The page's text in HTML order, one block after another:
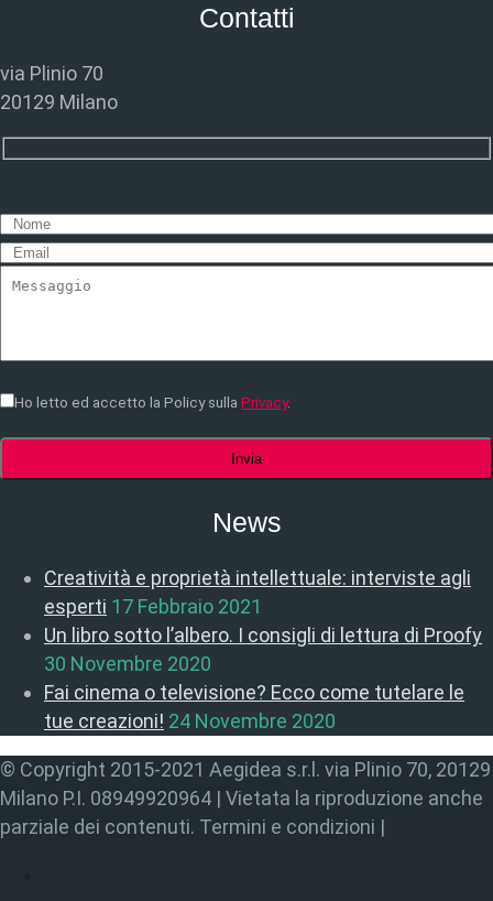
Contatti
via Plinio 70
20129 Milano
Ho letto ed accetto la Policy sulla Privacy.
News
Creatività e proprietà intellettuale: interviste agli
esperti 17 Febbraio 2021
Un libro sotto l’albero. I consigli di lettura di Proofy
30 Novembre 2020
Fai cinema o televisione? Ecco come tutelare le
tue creazioni! 24 Novembre 2020
© Copyright 2015-2021 Aegidea s.r.l. via Plinio 70, 20129
Milano P.I. 08949920964 | Vietata la riproduzione anche
parziale dei contenuti. Termini e condizioni |